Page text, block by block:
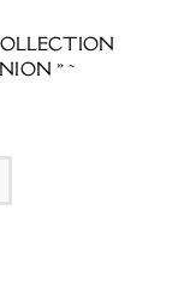
» ~